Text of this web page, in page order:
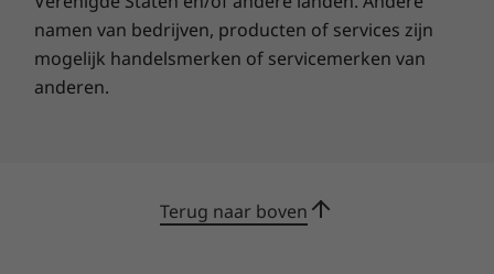
uitermate energiezuinig en is voorzien van de
certificeringen Energy Star®7.0 en EPEAT™
Gold. Na grondige tests is de pc bovendien
namen van bedrijven, producten of services zijn
mogelijk handelsmerken of servicemerken van
anderen.
Terug naar boven